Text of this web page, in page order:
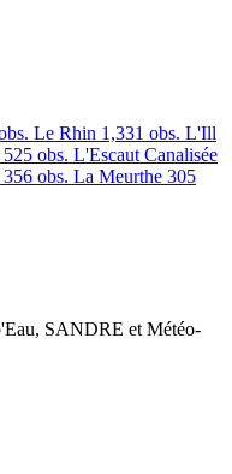
Le Rhin 1,331 obs. L'Ill
525 obs. L'Escaut Canalisée
356 obs. La Meurthe 305
SANDRE et Météo-